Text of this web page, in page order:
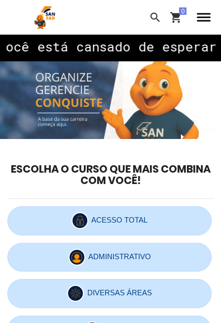
cansado de esperarpor
ESCOLHA O CURSO QUE MAIS COMBINA
COM VOCÊ!
ACESSO TOTAL
ADMINISTRATIVO
DIVERSAS ÁREAS